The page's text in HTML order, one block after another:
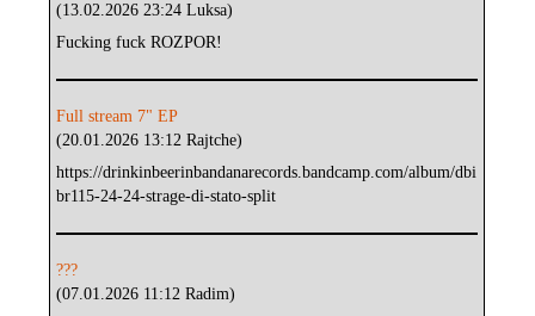
(13.02.2026 23:24 Luksa)
Fucking fuck ROZPOR!
Full stream 7" EP
(20.01.2026 13:12 Rajtche)
https://drinkinbeerinbandanarecords.bandcamp.com/album/dbi
br115-24-24-strage-di-stato-split
???
(07.01.2026 11:12 Radim)